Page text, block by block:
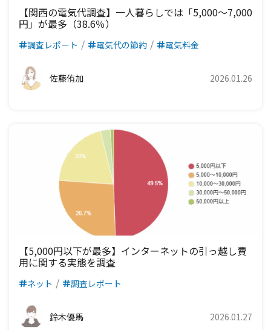
九州電力エリア
四国電力エリア
中国電力エリア
九州電力エリア
関西電力エリア
中国電力エリア
四国電力エリア
【関西の電気代調査】一人暮らしでは「5,000〜7,000
円」が最多（38.6％）
調査レポート 電気代の節約 電気料金
佐藤侑加 2026.01.26
【5,000円以下が最多】インターネットの引っ越し費
用に関する実態を調査
ネット 調査レポート
鈴木優馬 2026.01.27